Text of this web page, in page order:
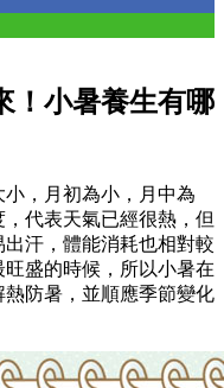
！小暑養生有哪
，月初為小，月中為
代表天氣已經很熱，但
汗，體能消耗也相對較
盛的時候，所以小暑在
防暑，並順應季節變化